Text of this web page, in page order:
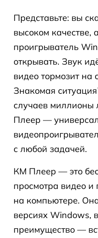
Представьте: вы
высоком качестве,
проигрыватель
открывать. Звук
видео тормозит на
Знакомая
случаев
Плеер —
с любой задачей.
КМ Плеер — это
просмотра видео
на компьютере.
версиях Windows,
преимущество —